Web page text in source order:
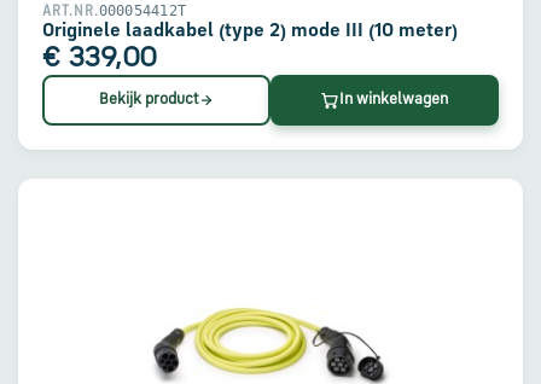
ART.NR.000054412T
Originele laadkabel (type 2) mode III (10 meter)
€ 339,00
Bekijk product In winkelwagen